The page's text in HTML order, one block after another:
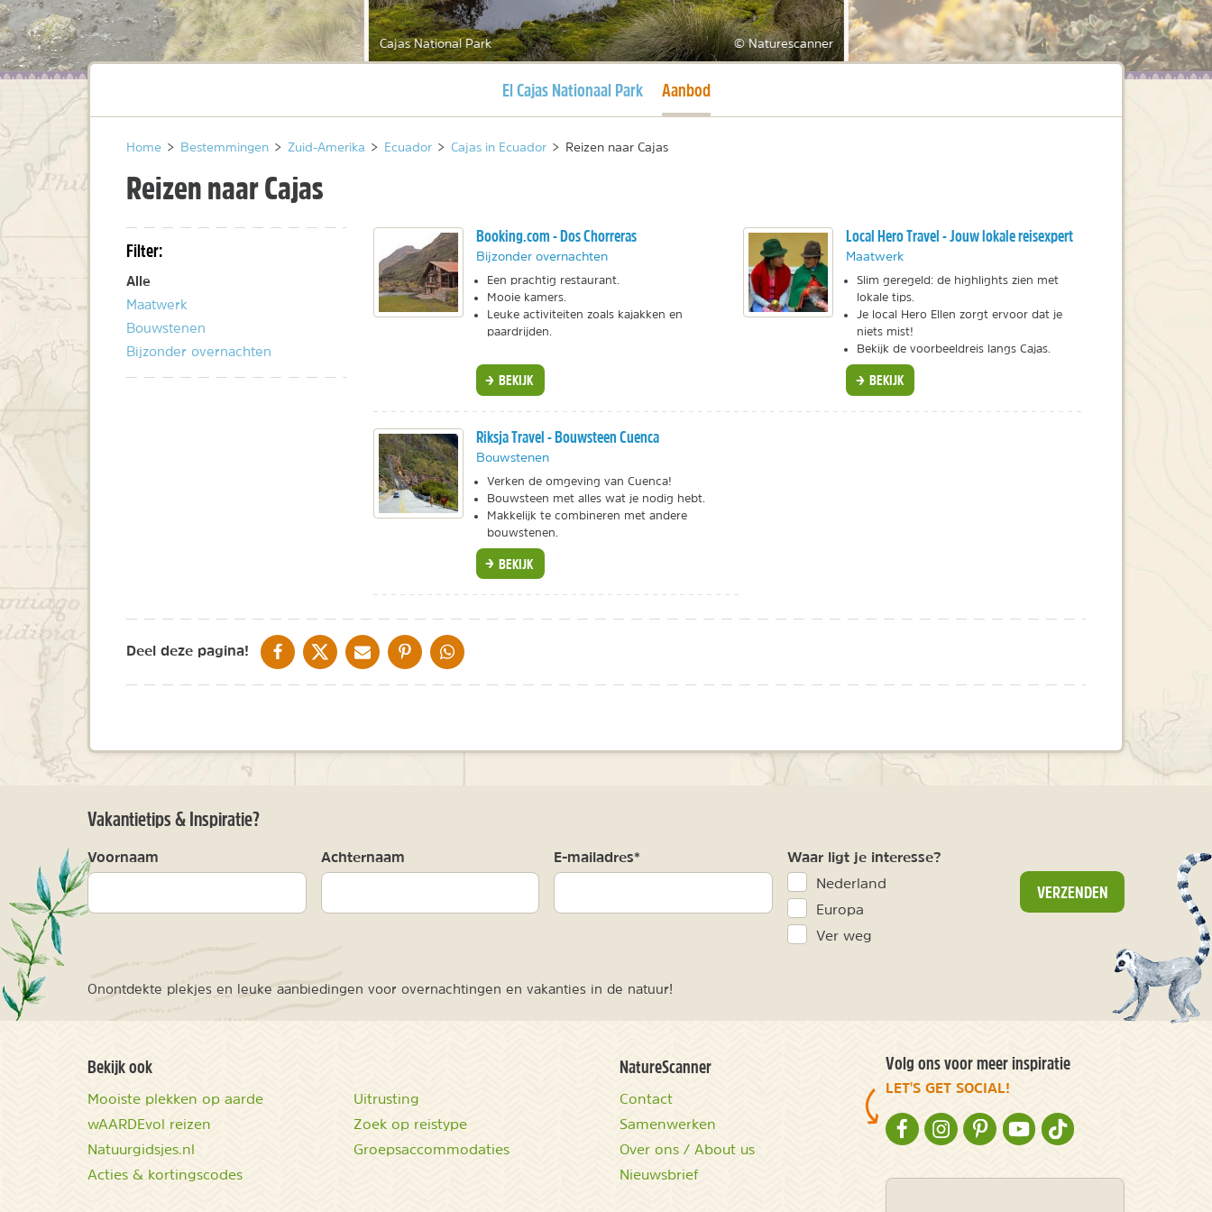
Cajas National Park © Naturescanner
Huidige pagina
El Cajas Nationaal Park Huidige pagina
Aanbod
Home > Bestemmingen > Zuid-Amerika > Ecuador > Cajas in Ecuador > Reizen naar Cajas
Reizen naar Cajas
Filter:
Alle
Maatwerk
Bouwstenen
Bijzonder overnachten
Booking.com - Dos Chorreras
Bijzonder overnachten
Een prachtig restaurant.
Mooie kamers.
Leuke activiteiten zoals kajakken en
paardrijden.
BEKIJK
Local Hero Travel - Jouw lokale reisexpert
Maatwerk
Slim geregeld: de highlights zien met
lokale tips.
Je local Hero Ellen zorgt ervoor dat je
niets mist!
Bekijk de voorbeeldreis langs Cajas.
BEKIJK
Riksja Travel - Bouwsteen Cuenca
Bouwstenen
Verken de omgeving van Cuenca!
Bouwsteen met alles wat je nodig hebt.
Makkelijk te combineren met andere
bouwstenen.
BEKIJK
Deel deze pagina! DELEN OP FACEBOOK
DELEN OP XDELEN VIA DE MAIL
DELEN OP PINTEREST
DELEN OP WHATSAPP
Vakantietips & Inspiratie?
Voornaam Achternaam E-mailadres* Waar ligt je interesse?
Nederland
Europa
Ver weg
VERZENDEN
Onontdekte plekjes en leuke aanbiedingen voor overnachtingen en vakanties in de natuur!
Bekijk ook
Mooiste plekken op aarde
wAARDEvol reizen
Natuurgidsjes.nl
Acties & kortingscodes
Uitrusting
Zoek op reistype
Groepsaccommodaties
NatureScanner
Contact
Samenwerken
Over ons / About us
Nieuwsbrief
Volg ons voor meer inspiratie
LET'S GET SOCIAL!
NATURESCANNER OP FACEBOOK
NATURESCANNER OP INSTAGRAM
NATURESCANNER OP PINTEREST
NATURESCANNER OP YOUTUBE
NATURESCANNER OP